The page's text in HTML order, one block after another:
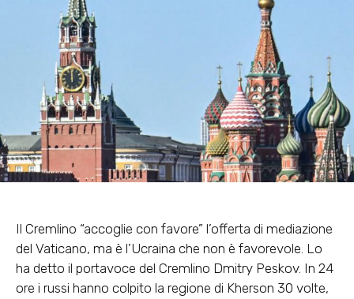
Il Cremlino “accoglie con favore” l’offerta di mediazione
del Vaticano, ma è l’Ucraina che non è favorevole. Lo
ha detto il portavoce del Cremlino Dmitry Peskov. In 24
ore i russi hanno colpito la regione di Kherson 30 volte,